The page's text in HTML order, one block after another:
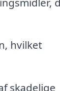
hvilket
skadelige